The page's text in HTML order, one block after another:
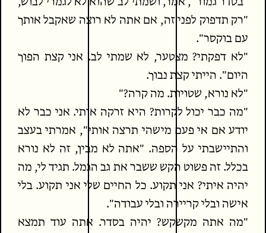
"רק תדפוק לפני זה, אם אתה לא רוצה שאקבל אותך
עם בוקסר".
"לא דפקתי? מצטער, לא שמתי לב. אני קצת הפוך
היום". הייתי קצת נבוך.
"לא נורא, שטויות. מה קרה?"
"מה כבר יכול לקרות? היא זרקה אותי. אני כבר לא
יודע אם אי פעם מישהי תרצה אותי", אמרתי בעצב
והתיישבתי על הספה. "אתה לא מבין, זה לא נורא
בכלל. זה פשוט הקש ששבר את גב הגמל. תגיד לי, מה
יהיה איתי? אני תקוע. כל החיים שלי אני תקוע. בלי
אישה ובלי קריירה ובלי עבודה".
"מה אתה מקשקש? יהיה בסדר. אתה עוד תמצא